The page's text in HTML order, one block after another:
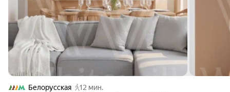
Белорусская
12 мин.